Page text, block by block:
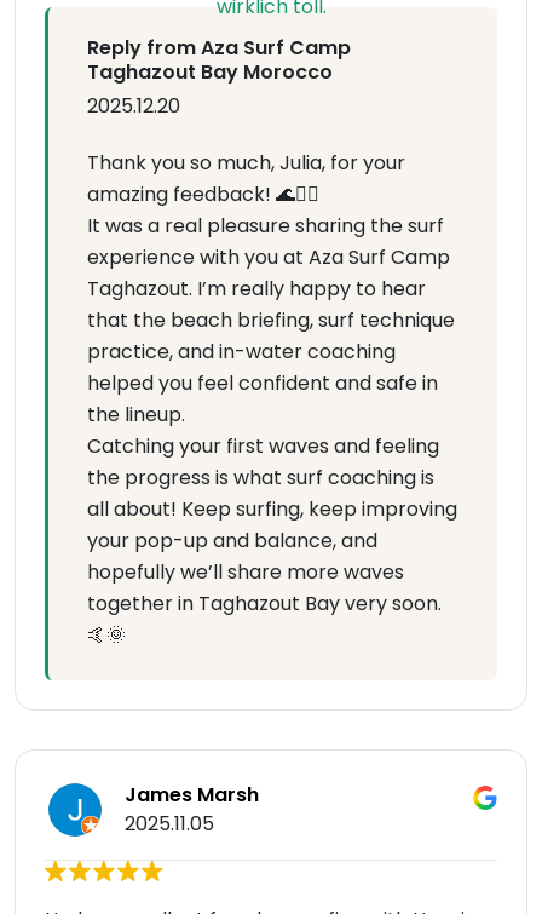
Reply from Aza Surf Camp
Taghazout Bay Morocco
2025.12.20
Thank you so much, Julia, for your
amazing feedback! 🌊🏄‍♀️
It was a real pleasure sharing the surf
experience with you at Aza Surf Camp
Taghazout. I’m really happy to hear
that the beach briefing, surf technique
practice, and in-water coaching
helped you feel confident and safe in
the lineup.
Catching your first waves and feeling
the progress is what surf coaching is
all about! Keep surfing, keep improving
your pop-up and balance, and
hopefully we’ll share more waves
together in Taghazout Bay very soon.
🤙🌞
James Marsh
2025.11.05